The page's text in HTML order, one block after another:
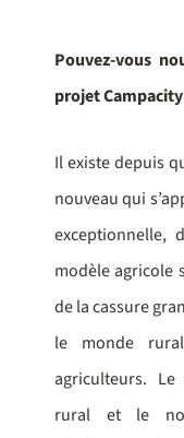
Pouvez-vous
projet
Il existe depuis
nouveau qui
exceptionnelle,
modèle agricole
de la cassure
le monde
agriculteurs.
rural et le